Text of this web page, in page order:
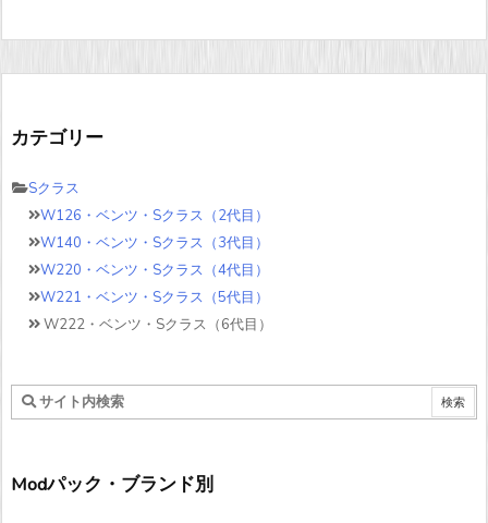
カテゴリー
Sクラス
W126・ベンツ・Sクラス（2代目）
W140・ベンツ・Sクラス（3代目）
W220・ベンツ・Sクラス（4代目）
W221・ベンツ・Sクラス（5代目）
W222・ベンツ・Sクラス（6代目）
Modパック・ブランド別